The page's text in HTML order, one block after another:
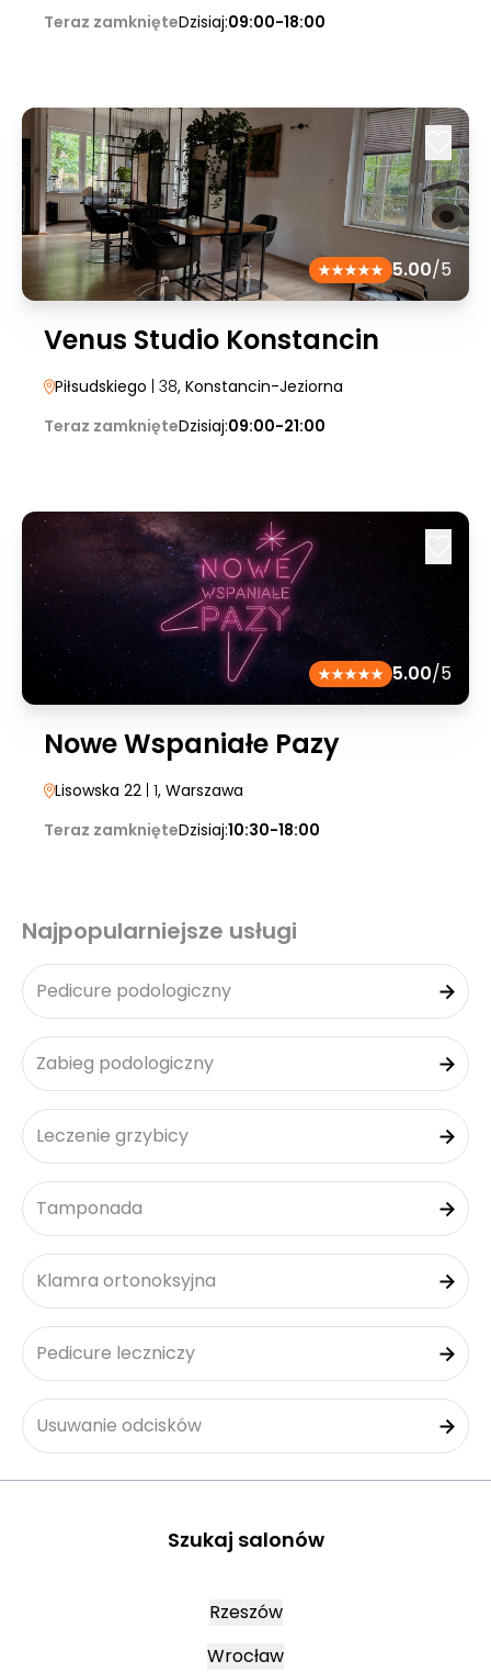
Teraz zamknięteDzisiaj:09:00-18:00
5.00/5
Venus Studio Konstancin
Piłsudskiego | 38, Konstancin-Jeziorna
Teraz zamknięteDzisiaj:09:00-21:00
5.00/5
Nowe Wspaniałe Pazy
Lisowska 22 | 1, Warszawa
Teraz zamknięteDzisiaj:10:30-18:00
Najpopularniejsze usługi
Pedicure podologiczny
Zabieg podologiczny
Leczenie grzybicy
Tamponada
Klamra ortonoksyjna
Pedicure leczniczy
Usuwanie odcisków
Szukaj salonów
Rzeszów
Wrocław